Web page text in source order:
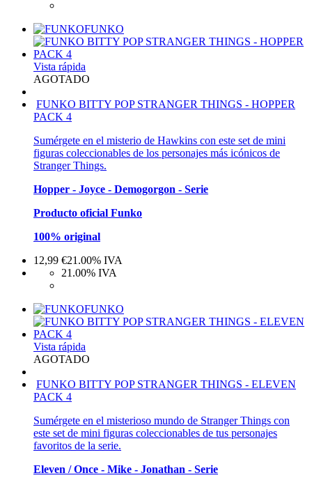
FUNKO
Vista rápida
AGOTADO
FUNKO BITTY POP STRANGER THINGS - HOPPER
PACK 4
Sumérgete en el misterio de Hawkins con este set de mini
figuras coleccionables de los personajes más icónicos de
Stranger Things.
Hopper - Joyce - Demogorgon - Serie
Producto oficial Funko
100% original
12,99 €21.00% IVA
21.00% IVA
FUNKO
Vista rápida
AGOTADO
FUNKO BITTY POP STRANGER THINGS - ELEVEN
PACK 4
Sumérgete en el misterioso mundo de Stranger Things con
este set de mini figuras coleccionables de tus personajes
favoritos de la serie.
Eleven / Once - Mike - Jonathan - Serie